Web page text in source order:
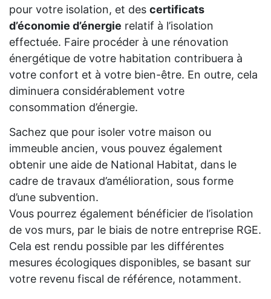
pour votre isolation, et des certificats
d’économie d’énergie relatif à l’isolation
effectuée. Faire procéder à une rénovation
énergétique de votre habitation contribuera à
votre confort et à votre bien-être. En outre, cela
diminuera considérablement votre
consommation d’énergie.
Sachez que pour isoler votre maison ou
immeuble ancien, vous pouvez également
obtenir une aide de National Habitat, dans le
cadre de travaux d’amélioration, sous forme
d’une subvention.
Vous pourrez également bénéficier de l’isolation
de vos murs, par le biais de notre entreprise RGE.
Cela est rendu possible par les différentes
mesures écologiques disponibles, se basant sur
votre revenu fiscal de référence, notamment.